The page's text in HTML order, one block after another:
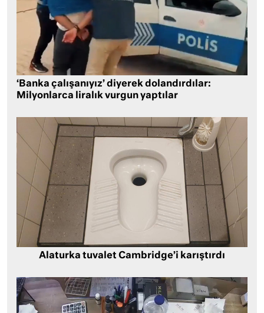
‘Banka çalışanıyız’ diyerek dolandırdılar:
Milyonlarca liralık vurgun yaptılar
Alaturka tuvalet Cambridge’i karıştırdı